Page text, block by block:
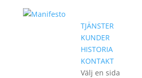
TJÄNSTER
KUNDER
HISTORIA
KONTAKT
Välj en sida